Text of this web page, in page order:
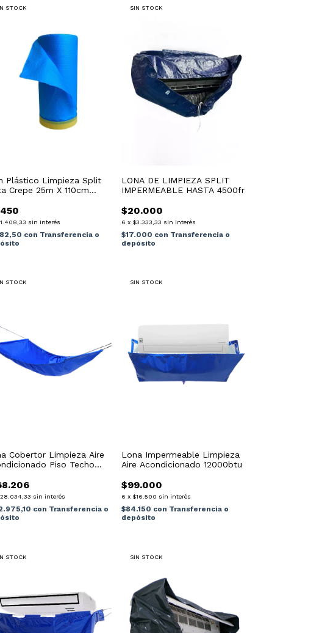
STOCK
Plástico Limpieza Split
Crepe 25m X 110cm
sin interés
con Transferencia o
SIN STOCK
LONA DE LIMPIEZA SPLIT
IMPERMEABLE HASTA 4500fr
$20.000
6 x $3.333,33 sin interés
$17.000 con Transferencia o
depósito
STOCK
Cobertor Limpieza Aire
Piso Techo
sin interés
con Transferencia o
SIN STOCK
Lona Impermeable Limpieza
Aire Acondicionado 12000btu
$99.000
6 x $16.500 sin interés
$84.150 con Transferencia o
depósito
STOCK SIN STOCK